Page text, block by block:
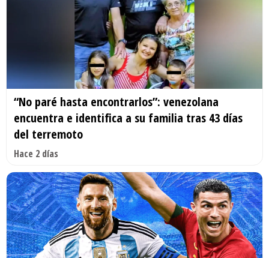
“No paré hasta encontrarlos”: venezolana
encuentra e identifica a su familia tras 43 días
del terremoto
Hace 2 días